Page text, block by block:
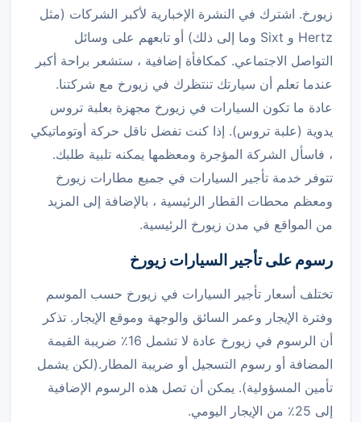
زيورخ. اشترك في النشرة الإخبارية لأكبر الشركات (مثل
Hertz و Sixt وما إلى ذلك) أو تابعهم على وسائل
التواصل الاجتماعي. كمكافأة إضافية ، ستشعر براحة أكبر
عندما تعلم أن سيارتك تنتظرك في زيورخ مع شركتنا.
عادة ما تكون السيارات في زيورخ مجهزة بعلبة تروس
يدوية (علبة تروس). إذا كنت تفضل ناقل حركة أوتوماتيكي
، فاسأل الشركة المؤجرة ومعظمها يمكنه تلبية طلبك.
تتوفر خدمة تأجير السيارات في جميع مطارات زيورخ
ومعظم محطات القطار الرئيسية ، بالإضافة إلى المزيد
من المواقع في مدن زيورخ الرئيسية.
رسوم على تأجير السيارات زيورخ
تختلف أسعار تأجير السيارات في زيورخ حسب الموسم
وفترة الإيجار وعمر السائق والوجهة وموقع الإيجار. تذكر
أن الرسوم في زيورخ عادة لا تشمل 16٪ ضريبة القيمة
المضافة أو رسوم التسجيل أو ضريبة المطار.(لكن يشمل
تأمين المسؤولية). يمكن أن تصل هذه الرسوم الإضافية
إلى 25٪ من الإيجار اليومي.